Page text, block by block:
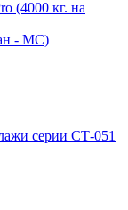
(4000 кг. на
- МС)
серии СТ-051